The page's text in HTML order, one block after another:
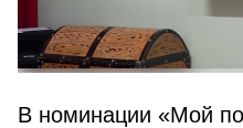
В номинации «Мой